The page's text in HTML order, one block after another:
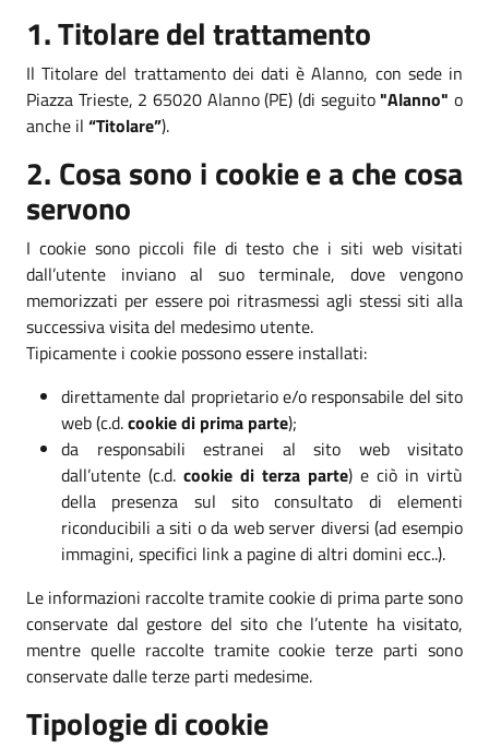
1. Titolare del trattamento
Il Titolare del trattamento dei dati è Alanno, con sede in
Piazza Trieste, 2 65020 Alanno (PE) (di seguito"Alanno" o
anche il “Titolare”).
2. Cosa sono i cookie e a che cosa
servono
I cookie sono piccoli file di testo che i siti web visitati
dall’utente inviano al suo terminale, dove vengono
memorizzati per essere poi ritrasmessi agli stessi siti alla
successiva visita del medesimo utente.
Tipicamente i cookie possono essere installati:
direttamente dal proprietario e/o responsabile del sito
web (c.d.cookie di prima parte);
da responsabili estranei al sito web visitato
dall’utente (c.d. cookie di terza parte) e ciò in virtù
della presenza sul sito consultato di elementi
riconducibili a siti o da web server diversi (ad esempio
immagini, specifici link a pagine di altri domini ecc..).
Le informazioni raccolte tramite cookie di prima parte sono
conservate dal gestore del sito che l’utente ha visitato,
mentre quelle raccolte tramite cookie terze parti sono
conservate dalle terze parti medesime.
Tipologie di cookie